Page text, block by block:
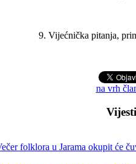
9. Vijećnička pitanja,
na vrh
Vijesti